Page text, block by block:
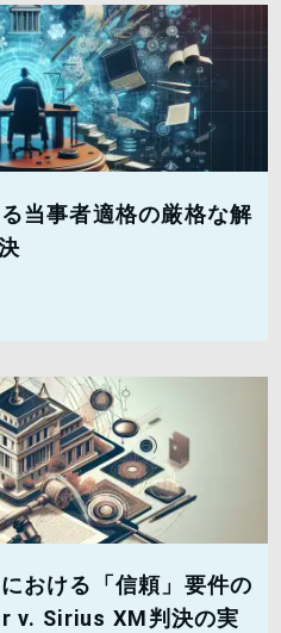
当事者適格の厳格な解
おける「信頼」要件の
v. Sirius XM判決の実